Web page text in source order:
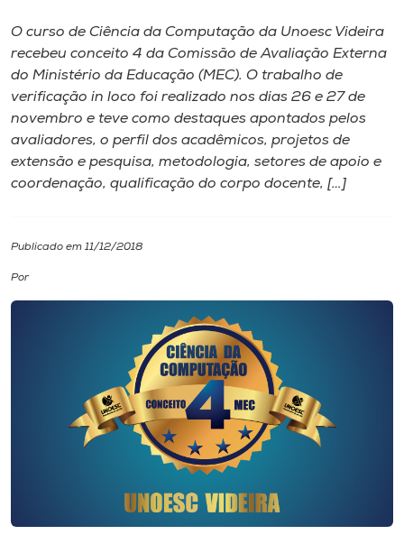
Internacionalização
I.nova
Diplomados
O curso de Ciência da Computação da Unoesc Videira
recebeu conceito 4 da Comissão de Avaliação Externa
do Ministério da Educação (MEC). O trabalho de
verificação in loco foi realizado nos dias 26 e 27 de
novembro e teve como destaques apontados pelos
avaliadores, o perfil dos acadêmicos, projetos de
extensão e pesquisa, metodologia, setores de apoio e
coordenação, qualificação do corpo docente, […]
Publicado em 11/12/2018
Por